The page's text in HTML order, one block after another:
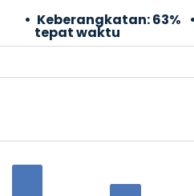
Keberangkatan:63%
tepat waktu